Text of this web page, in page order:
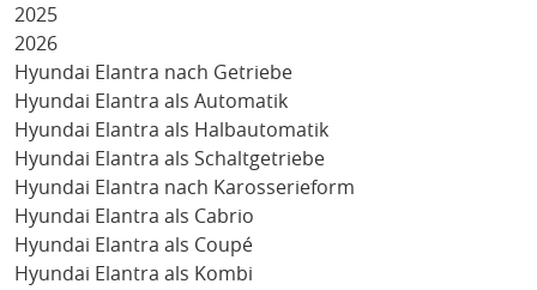
2025
2026
Hyundai Elantra nach Getriebe
Hyundai Elantra als Automatik
Hyundai Elantra als Halbautomatik
Hyundai Elantra als Schaltgetriebe
Hyundai Elantra nach Karosserieform
Hyundai Elantra als Cabrio
Hyundai Elantra als Coupé
Hyundai Elantra als Kombi